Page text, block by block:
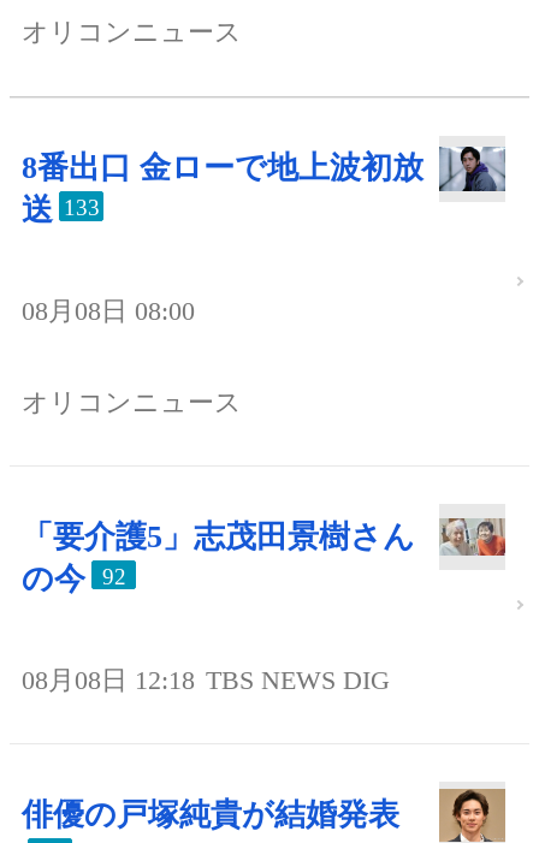
オリコンニュース
8番出口 金ローで地上波初放
送 133
08月08日 08:00
オリコンニュース
「要介護5」志茂田景樹さん
の今
92
08月08日 12:18 TBS NEWS DIG
俳優の戸塚純貴が結婚発表